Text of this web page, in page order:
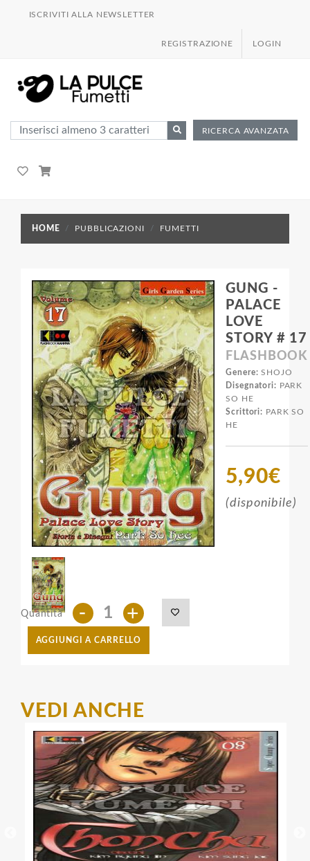
ISCRIVITI ALLA NEWSLETTER
REGISTRAZIONE LOGIN
RICERCA AVANZATA
HOME PUBBLICAZIONI FUMETTI
GUNG -
PALACE
LOVE
STORY # 17
FLASHBOOK
Genere: SHOJO
Disegnatori: PARK
SO HE
Scrittori: PARK SO
HE
5,90€
(disponibile)
Quantità - +
AGGIUNGI A CARRELLO
VEDI ANCHE